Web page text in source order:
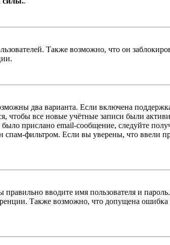
Также возможно, что он
два варианта. Если включена
чтобы все новые учётные записи были
прислано email-сообщение, следуйте
фильтром. Если вы уверены, что ввели
вводите имя пользователя и
Также возможно, что допущена